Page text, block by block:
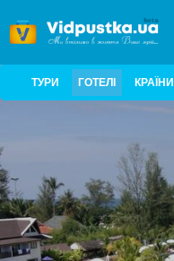
ТУРИ ГОТЕЛІ КРАЇНИ